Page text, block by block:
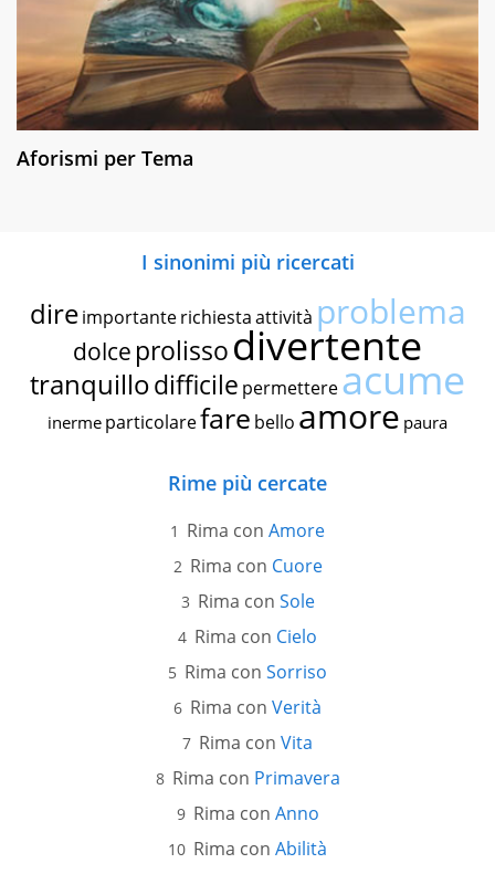
Aforismi per Tema
I sinonimi più ricercati
dire importante richiestaattività problema
dolce prolissodivertente
tranquillodifficile permettereacume
inerme particolarefare bello amore paura
Rime più cercate
Rima con Amore
Rima con Cuore
Rima con Sole
Rima con Cielo
Rima con Sorriso
Rima con Verità
Rima con Vita
Rima con Primavera
Rima con Anno
Rima con Abilità